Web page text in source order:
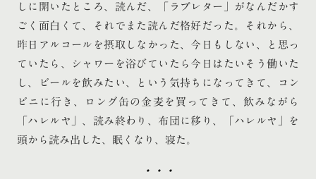
しに開いたところ、読んだ、「ラブレター」がなんだかす
ごく面白くて、それでまた読んだ格好だった。それから、
昨日アルコールを摂取しなかった、今日もしない、と思っ
ていたら、シャワーを浴びていたら今日はたいそう働いた
し、ビールを飲みたい、という気持ちになってきて、コン
ビニに行き、ロング缶の金麦を買ってきて、飲みながら
「ハレルヤ」、読み終わり、布団に移り、「ハレルヤ」を
頭から読み出した、眠くなり、寝た。
・・・